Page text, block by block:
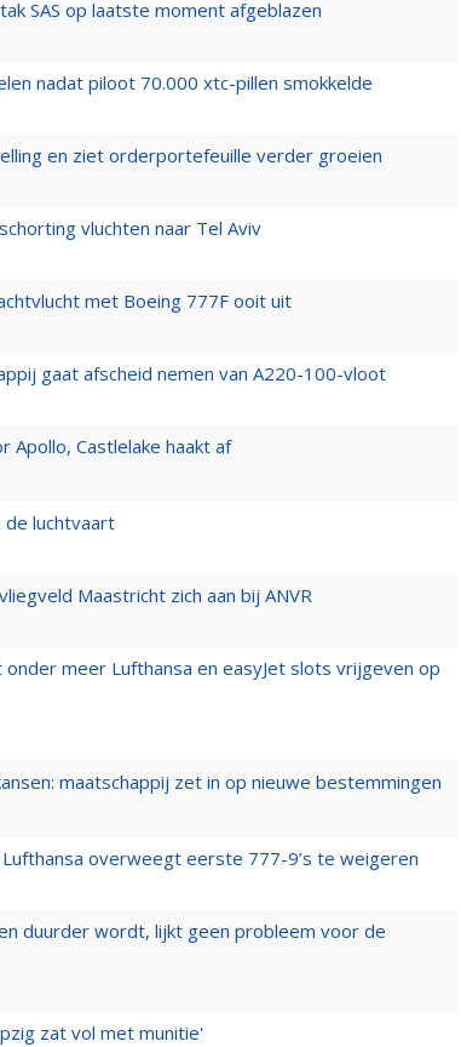
SAS op laatste moment afgeblazen
nadat piloot 70.000 xtc-pillen smokkelde
en ziet orderportefeuille verder groeien
vluchten naar Tel Aviv
met Boeing 777F ooit uit
gaat afscheid nemen van A220-100-vloot
Castlelake haakt af
de luchtvaart
Maastricht zich aan bij ANVR
meer Lufthansa en easyJet slots vrijgeven op
maatschappij zet in op nieuwe bestemmingen
overweegt eerste 777-9’s te weigeren
duurder wordt, lijkt geen probleem voor de
zat vol met munitie'